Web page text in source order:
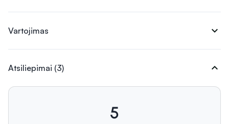
Vartojimas expand_more
Atsiliepimai (3) expand_more
5